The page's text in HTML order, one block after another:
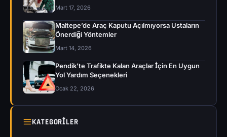
Mart 17, 2026
Maltepe’de Araç Kaputu Açılmıyorsa Ustaların
Önerdiği Yöntemler
Mart 14, 2026
Pendik’te Trafikte Kalan Araçlar İçin En Uygun
Yol Yardım Seçenekleri
Ocak 22, 2026
KATEGORILER